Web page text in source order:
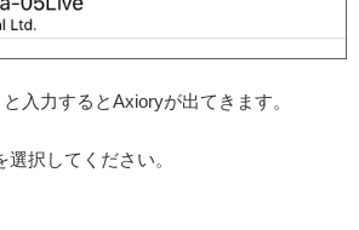
入力するとAxioryが出てきます。
択してください。